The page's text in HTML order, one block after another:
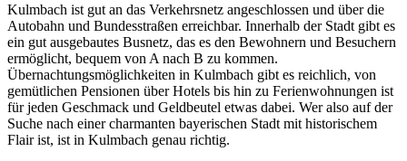
Kulmbach ist gut an das Verkehrsnetz angeschlossen und über die
Autobahn und Bundesstraßen erreichbar. Innerhalb der Stadt gibt es
ein gut ausgebautes Busnetz, das es den Bewohnern und Besuchern
ermöglicht, bequem von A nach B zu kommen.
Übernachtungsmöglichkeiten in Kulmbach gibt es reichlich, von
gemütlichen Pensionen über Hotels bis hin zu Ferienwohnungen ist
für jeden Geschmack und Geldbeutel etwas dabei. Wer also auf der
Suche nach einer charmanten bayerischen Stadt mit historischem
Flair ist, ist in Kulmbach genau richtig.